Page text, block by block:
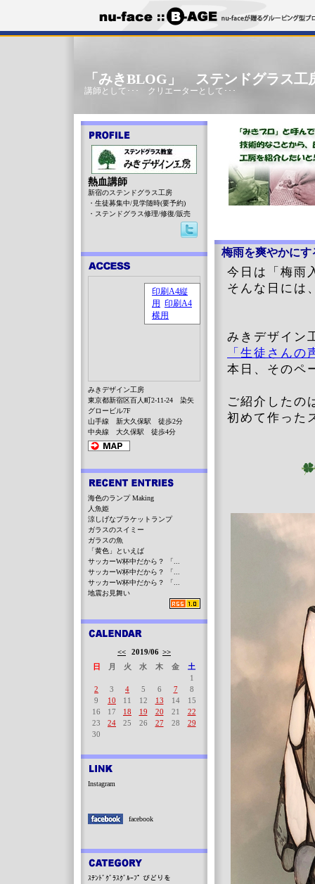
「みきBLOG」 ステンドグラス工
講師として･･･ クリエーターとして･･･
梅雨を爽やかにす
今日は「梅雨
そんな日には
みきデザイン
「生徒さんの
本日、そのペ
ご紹介した
初めて作った
熱血講師
新宿のステンドグラス工房
・生徒募集中/見学随時(要予約)
・ステンドグラス修理/修復/販売
みきデザイン工房
東京都新宿区百人町2-11-24 染矢
グロービル7F
山手線 新大久保駅 徒歩2分
中央線 大久保駅 徒歩4分
海色のランプ Making
人魚姫
涼しげなブラケットランプ
ガラスのスイミー
ガラスの魚
「黄色」といえば
サッカーW杯中だから？ 「...
サッカーW杯中だから？ 「...
サッカーW杯中だから？ 「...
地震お見舞い
<< 2019/06 >>
日
月 火 水 木 金
土
1
2
3 4 5 6 7
8
9
10 11 12 13 14
15
16
17 18 19 20 21
22
23
24 25 26 27 28
29
30
Instagram
facebook
ｽﾃﾝﾄﾞｸﾞﾗｽｸﾞﾙｰﾌﾟ びどりを